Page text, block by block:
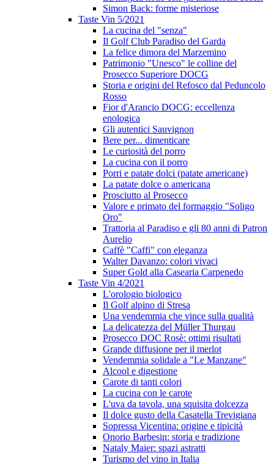
Simon Back: forme misteriose
Taste Vin 5/2021
La cucina del "senza"
Il Golf Club Paradiso del Garda
La felice dimora del Marzemino
Patrimonio "Unesco" le colline del
Prosecco Superiore DOCG
Storia e origini del Refosco dal Peduncolo
Rosso
Fior d'Arancio DOCG: eccellenza
enologica
Gli autentici Sauvignon
Bere per... dimenticare
Le curiosità del porro
La cucina con il porro
Porri e patate dolci (patate americane)
La patate dolce o americana
Prosciutto al Prosecco
Valore e primato del formaggio "Soligo
Oro"
Trattoria al Paradiso e gli 80 anni di Patron
Aurelio
Caffè "Caffi" con eleganza
Walter Davanzo: colori vivaci
Super Gold alla Casearia Carpenedo
Taste Vin 4/2021
L'orologio biologico
Il Golf alpino di Stresa
Una vendemmia che vince sulla qualità
La delicatezza del Müller Thurgau
Prosecco DOC Rosè: ottimi risultati
Grande diffusione per il merlot
Vendemmia solidale a "Le Manzane"
Alcool e digestione
Carote di tanti colori
La cucina con le carote
L'uva da tavola, una squisita dolcezza
Il dolce gusto della Casatella Trevigiana
Sopressa Vicentina: origine e tipicità
Onorio Barbesin: storia e tradizione
Nataly Maier: spazi astratti
Turismo del vino in Italia